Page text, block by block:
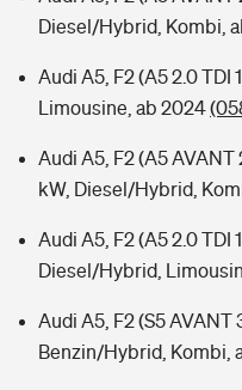
Diesel/Hybrid, Kombi,
Audi A5, F2 (A5 2.0 TDI
Limousine, ab 2024
Audi A5, F2 (A5 AVANT
kW, Diesel/Hybrid,
Audi A5, F2 (A5 2.0 TDI
Diesel/Hybrid,
Audi A5, F2 (S5 AVANT
Benzin/Hybrid, Kombi,